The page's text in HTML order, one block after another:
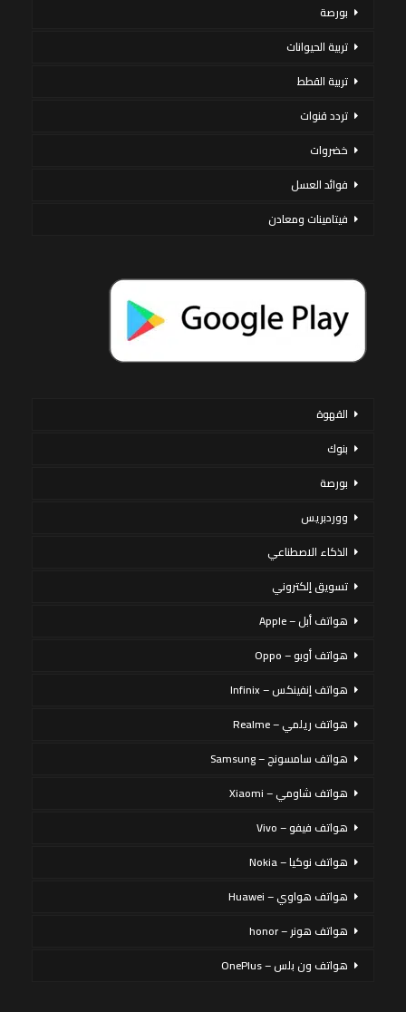
بورصة
تربية الحيوانات
تربية القطط
تردد قنوات
خضروات
فوائد العسل
فيتامينات ومعادن
القهوة
بنوك
بورصة
ووردبريس
الذكاء الاصطناعي
تسويق إلكتروني
هواتف أبل – Apple
هواتف أوبو – Oppo
هواتف إنفينكس – Infinix
هواتف ريلمي – Realme
هواتف سامسونج – Samsung
هواتف شاومي – Xiaomi
هواتف فيفو – Vivo
هواتف نوكيا – Nokia
هواتف هواوي – Huawei
هواتف هونر – honor
هواتف ون بلس – OnePlus